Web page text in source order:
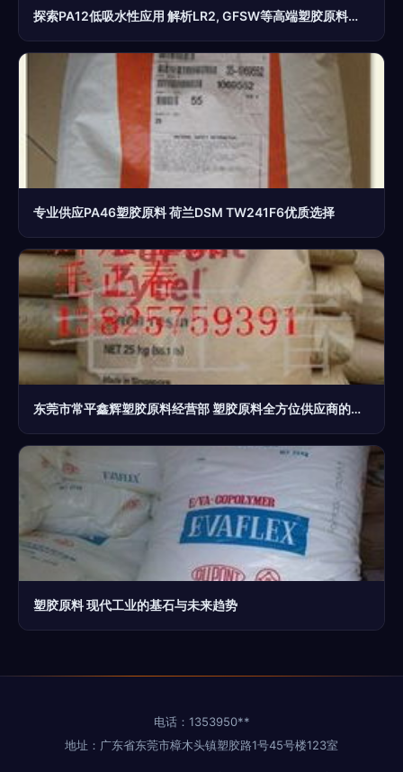
探索PA12低吸水性应用 解析LR2, GFSW等高端塑胶原料特性
专业供应PA46塑胶原料 荷兰DSM TW241F6优质选择
东莞市常平鑫辉塑胶原料经营部 塑胶原料全方位供应商的卓越品质之路
塑胶原料 现代工业的基石与未来趋势
电话：1353950**
地址：广东省东莞市樟木头镇塑胶路1号45号楼123室